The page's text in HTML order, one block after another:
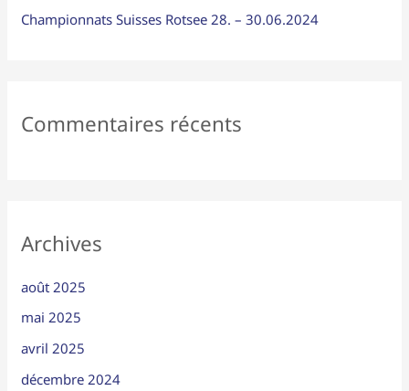
:Championnats Suisses Rotsee 28. – 30.06.2024
Commentaires récents
Archives
août 2025
mai 2025
avril 2025
décembre 2024